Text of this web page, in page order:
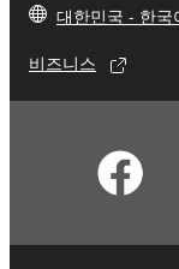
대한민국 - 한국
비즈니스